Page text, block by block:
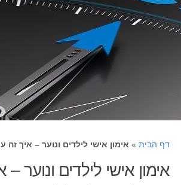
דף הבית » אימון אישי לילדים ונוער – איך זה
אימון אישי לילדים ונוער –